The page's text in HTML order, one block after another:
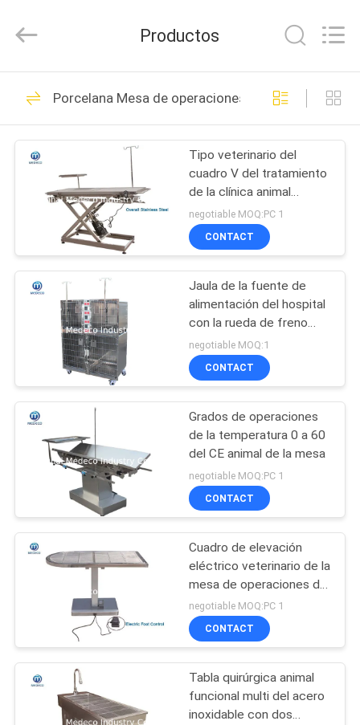
HOGAR
PRODUCTOS
SOBRE
NOSOTROS
VIAJE
FÁBRICA
CONTROL
CALIDAD
ÉNTRENOS
EN
CONTACTO
NOTICIAS
CASOS
Developed
Productos de la
hemodialisis
32
Nueva luz quirúrgica
de la serie LED de V
26
Luz del
funcionamiento del
LED
51
Luz de
funcionamiento
quirúrgica
Productos
Porcelana Mesa de operaciones veterinaria
Tipo veterinario del
cuadro V del tratamiento
de la clínica animal
termostático
negotiable MOQ:PC 1
CONTACT
Jaula de la fuente de
alimentación del hospital
con la rueda de freno
movida y cerrada
automáticamente
negotiable MOQ:1
CONTACT
Grados de operaciones
de la temperatura 0 a 60
del CE animal de la mesa
negotiable MOQ:PC 1
CONTACT
Cuadro de elevación
eléctrico veterinario de la
mesa de operaciones del
tratamiento de los
animales domésticos el
1200X600X750cm
negotiable MOQ:PC 1
CONTACT
Tabla quirúrgica animal
funcional multi del acero
inoxidable con dos